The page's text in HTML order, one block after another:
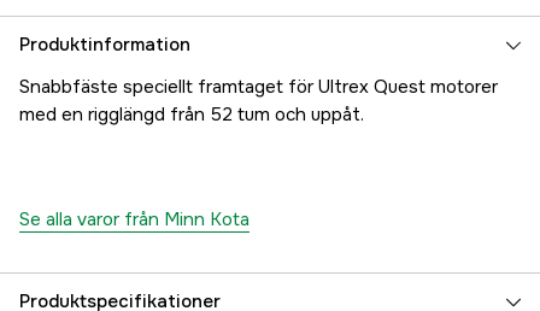
Produktinformation
Snabbfäste speciellt framtaget för Ultrex Quest motorer
med en rigglängd från 52 tum och uppåt.
Se alla varor från Minn Kota
Produktspecifikationer